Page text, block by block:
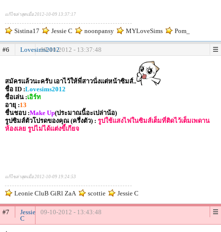
แก้ไขล่าสุดเมื่อ 2012-10-09 13:37:17
Sistina17 Jessie C noonpansy MYLoveSims Pom_
#6 Lovesims201209-10-2012 - 13:37:48
สมัครแล้วนะครับ เอาไว้ให้พี่สาวนั่งแต่หน้าซิมส์..
ชื่อ ID :Lovesims2012
ชื่อเล่น :เอิร์ท
อายุ :13
ชื่นชอบ :Make Up(ประมาณนี้อะเปล่าน้อ)
รูปซิมส์ตัวโปรดของคุณ (ครึ่งตัว) : รูปใช้แสงไฟในซิมส์เต็มที่ติดไว้เต็มเพดาน
ห้องเลย รูปไม่ได้แต่งขี้เกียจ
แก้ไขล่าสุดเมื่อ 2012-10-09 19:24:53
Leonie CluB GiRl ZaA scottie Jessie C
#7
Jessie
C
09-10-2012 - 13:43:48